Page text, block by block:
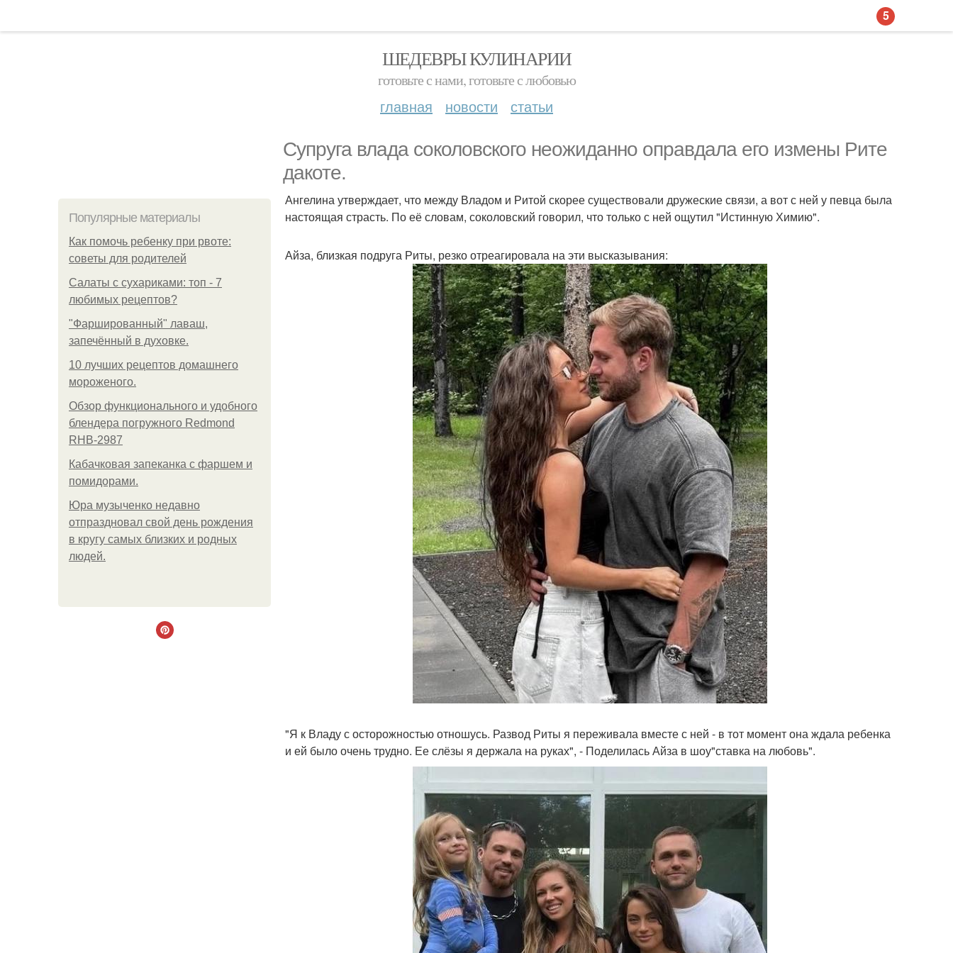
ШЕДЕВРЫ КУЛИНАРИИ
готовьте с нами, готовьте с любовью
главная новости статьи
Супруга влада соколовского неожиданно оправдала его измены Рите
дакоте.
Популярные материалы
Как помочь ребенку при рвоте:
советы для родителей
Салаты с сухариками: топ - 7
любимых рецептов?
"Фаршированный" лаваш,
запечённый в духовке.
10 лучших рецептов домашнего
мороженого.
Обзор функционального и удобного
блендера погружного Redmond
RHB-2987
Кабачковая запеканка с фаршем и
помидорами.
Юра музыченко недавно
отпраздновал свой день рождения
в кругу самых близких и родных
людей.
Ангелина утверждает, что между Владом и Ритой скорее существовали дружеские связи, а вот с ней у певца была
настоящая страсть. По её словам, соколовский говорил, что только с ней ощутил "Истинную Химию".
Айза, близкая подруга Риты, резко отреагировала на эти высказывания:
"Я к Владу с осторожностью отношусь. Развод Риты я переживала вместе с ней - в тот момент она ждала ребенка
и ей было очень трудно. Ее слёзы я держала на руках", - Поделилась Айза в шоу"ставка на любовь".
5